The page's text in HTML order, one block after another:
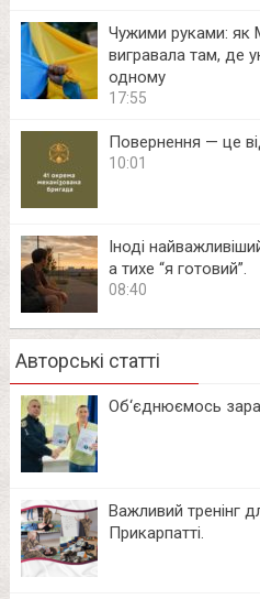
Чужими руками: як
вигравала там, де
одному
17:55
Повернення — це
10:01
Іноді
а тихе “я готовий”.
08:40
Авторські статті
Об‘єднюємось
Важливий тренінг
Прикарпатті.